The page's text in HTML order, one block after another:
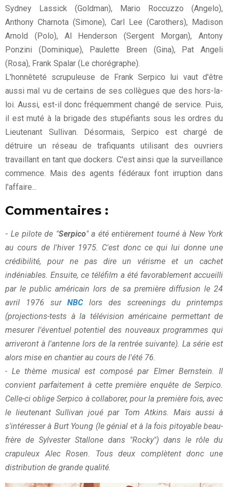
Sydney Lassick (Goldman), Mario Roccuzzo (Angelo),
Anthony Charnota (Simone), Carl Lee (Carothers), Madison
Arnold (Polo), Al Henderson (Sergent Morgan), Antony
Ponzini (Dominique), Paulette Breen (Gina), Pat Angeli
(Rosa), Frank Spalar (Le chorégraphe).
L'honnêteté scrupuleuse de Frank Serpico lui vaut d'être
aussi mal vu de certains de ses collègues que des hors-la-
loi. Aussi, est-il donc fréquemment changé de service. Puis,
il est muté à la brigade des stupéfiants sous les ordres du
Lieutenant Sullivan. Désormais, Serpico est chargé de
détruire un réseau de trafiquants utilisant des ouvriers
travaillant en tant que dockers. C'est ainsi que la surveillance
commence. Mais des agents fédéraux font irruption dans
l'affaire...
Commentaires :
- Le pilote de "Serpico" a été entièrement tourné à New York
au cours de l'hiver 1975. C'est donc ce qui lui donne une
crédibilité, pour ne pas dire un vérisme et un cachet
indéniables. Ensuite, ce téléfilm a été favorablement accueilli
par le public américain lors de sa première diffusion le 24
avril 1976 surNBClors des screenings du printemps
(projections-tests à la télévision américaine permettant de
mesurer l'éventuel potentiel des nouveaux programmes qui
arriveront à l'antenne lors de la rentrée suivante). La série est
alors mise en chantier au cours de l'été 76.
- Le thème musical est composé par Elmer Bernstein. Il
convient parfaitement à cette première enquête de Serpico.
Celle-ci oblige Serpico à collaborer, pour la première fois, avec
le lieutenant Sullivan joué par Tom Atkins. Mais aussi à
s'intéresser à Burt Young (le génial et à la fois pitoyable beau-
frère de Sylvester Stallone dans "Rocky") dans le rôle du
crapuleux Alec Rosen. Tous deux complètent donc une
distribution de grande qualité.